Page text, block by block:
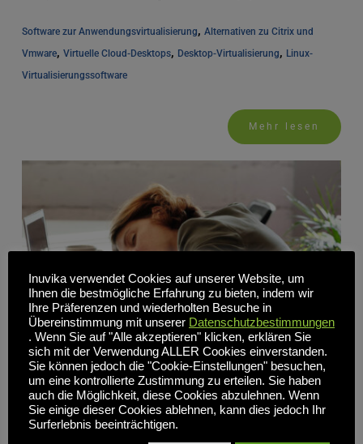
Software zur Anwendungsvirtualisierung, Alternativen zu Citrix und
Vmware, Virtuelle Cloud-Desktops, Desktop-Virtualisierung, Linux-
Virtualisierungssoftware
Mehr lesen
Concurrent-User-Lizenzierung vs. Named User: Nur
zahlen, wenn sie arbeiten
Inuvika verwendet Cookies auf unserer Website, um
Ihnen die bestmögliche Erfahrung zu bieten, indem wir
Ihre Präferenzen und wiederholten Besuche in
Übereinstimmung mit unserer Datenschutzbestimmungen
. Wenn Sie auf "Alle akzeptieren" klicken, erklären Sie
sich mit der Verwendung ALLER Cookies einverstanden.
Sie können jedoch die "Cookie-Einstellungen" besuchen,
um eine kontrollierte Zustimmung zu erteilen. Sie haben
auch die Möglichkeit, diese Cookies abzulehnen. Wenn
Sie einige dieser Cookies ablehnen, kann dies jedoch Ihr
Surferlebnis beeinträchtigen.